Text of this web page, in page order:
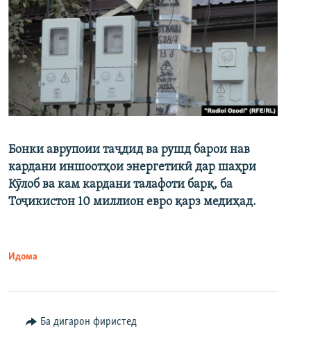
Бонки аврупоии таҷдид ва рушд барои нав
кардани иншоотҳои энергетикӣ дар шаҳри
Кӯлоб ва кам кардани талафоти барқ, ба
Тоҷикистон 10 миллион евро қарз медиҳад.
Идома
Ба дигарон фиристед